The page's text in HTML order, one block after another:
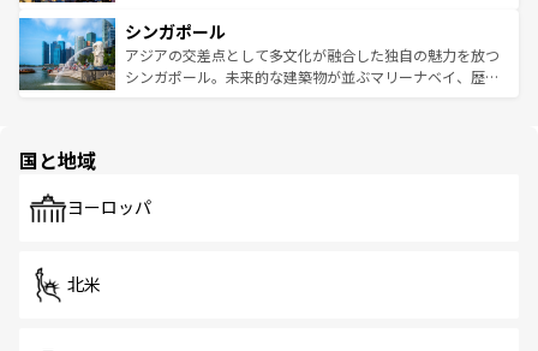
参照してほしい。
激する。気候は一年中温暖で、どの季節にも異なる楽しみ
が待っている。親しみやすいタイの人々、仏教を中心とし
た文化、そして多様な観光資源が、訪れる旅人を魅了し続
み、どこを訪れても感動するはず。観光スポットが密集し
ており、効率よく見どころを回れるのも魅力。息をのむよ
うな絶景から文化的な体験まで、香港を存分に楽しみ尽く
シンガポール
アジアの交差点として多文化が融合した独自の魅力を放つ
シンガポール。未来的な建築物が並ぶマリーナベイ、歴史
で、ホーカーズは地元の風情を楽しめる外せないスポット
国と地域
ヨーロッパ
北米